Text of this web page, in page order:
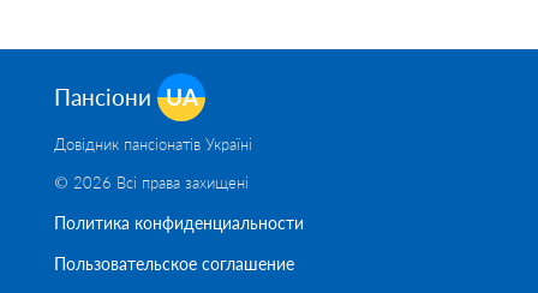
Пансіони UA
Довідник пансіонатів Україні
© 2026 Всі права захищені
Политика конфиденциальности
Пользовательское соглашение